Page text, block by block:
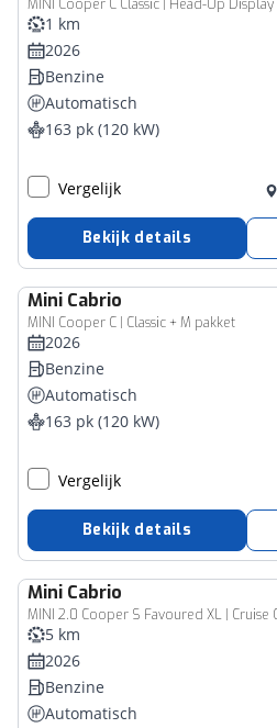
1 km
2026
Benzine
Automatisch
163 pk (120 kW)
Vergelijk
Bekijk details
Mini Cabrio
MINI Cooper C | Classic + M pakket
2026
Benzine
Automatisch
163 pk (120 kW)
Vergelijk
Bekijk details
Mini Cabrio
5 km
2026
Benzine
Automatisch